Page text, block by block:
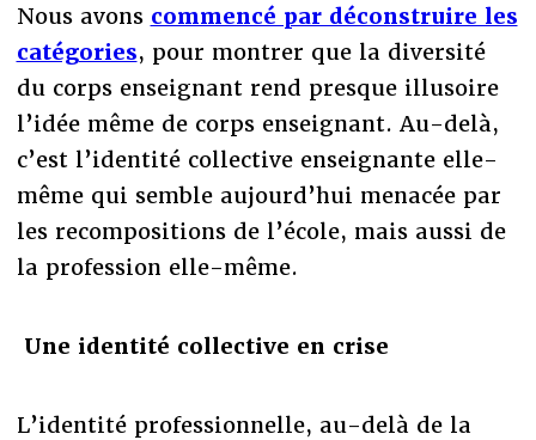
Nous avons commencé par déconstruire les
catégories, pour montrer que la diversité
du corps enseignant rend presque illusoire
l’idée même de corps enseignant. Au-delà,
c’est l’identité collective enseignante elle-
même qui semble aujourd’hui menacée par
les recompositions de l’école, mais aussi de
la profession elle-même.
Une identité collective en crise
L’identité professionnelle, au-delà de la